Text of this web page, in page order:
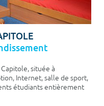
située à
Internet, salle de sport,
étudiants entièrement